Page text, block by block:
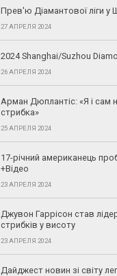
Прев'ю Діамантової ліги у
27 АПРЕЛЯ 2024
2024 Shanghai/Suzhou
26 АПРЕЛЯ 2024
Арман Дюплантіс: «Я і сам
стрибка»
25 АПРЕЛЯ 2024
17-річний американець
+Відео
23 АПРЕЛЯ 2024
Джувон Гаррісон став
стрибків у висоту
23 АПРЕЛЯ 2024
Дайджест новин зі світу